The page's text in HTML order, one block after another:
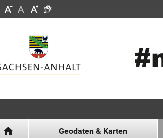
home Geodaten & Karten